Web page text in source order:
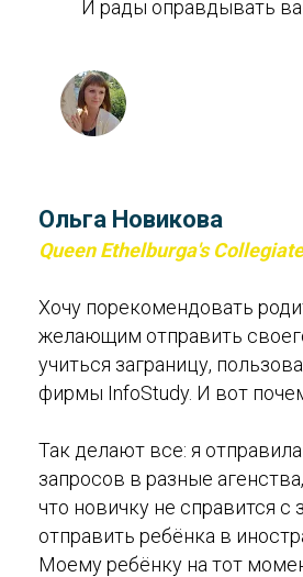
И рады оправдывать
Ольга Новикова
Queen Ethelburga's Collegiate
Хочу порекомендовать
желающим отправить
учиться заграницу,
фирмы InfoStudy. И вот
Так делают все: я отп
запросов в разные
что новичку не справится с
отправить ребёнка в
Моему ребёнку на тот